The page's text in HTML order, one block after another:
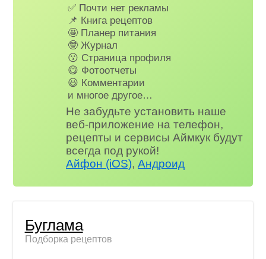
✅ Почти нет рекламы
📌 Книга рецептов
🤩 Планер питания
🤓 Журнал
😗 Страница профиля
😋 Фотоотчеты
😃 Комментарии
и многое другое…
Не забудьте установить наше
веб-приложение на телефон,
рецепты и сервисы Аймкук будут
всегда под рукой!
Айфон (iOS),Андроид
Буглама
Подборка рецептов